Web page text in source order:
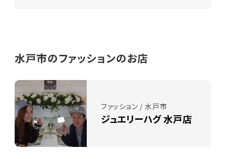
水戸市のファッションのお店
ファッション / 水戸市
ジュエリーハグ 水戸店